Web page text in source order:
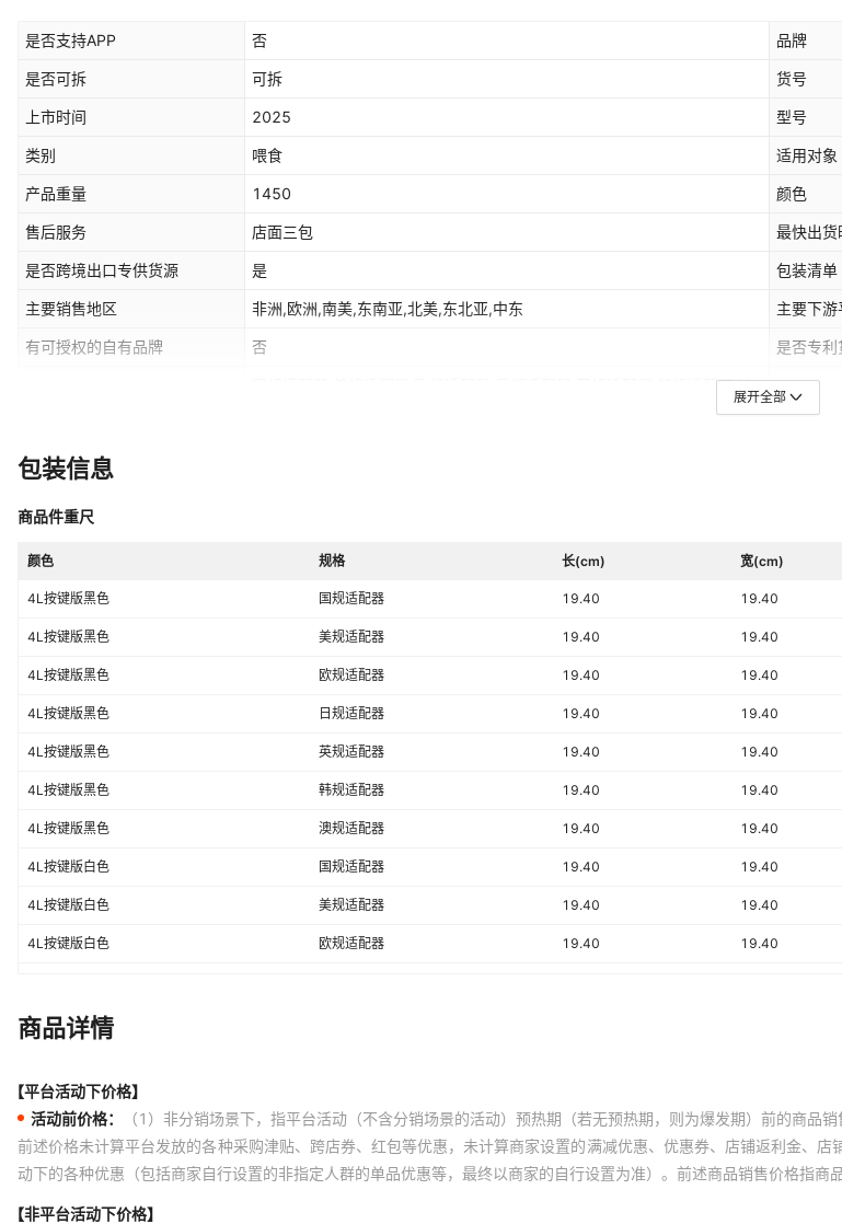
是否支持APP 否 品牌
是否可拆 可拆 货号
上市时间 2025 型号
类别 喂食 适用对象
产品重量 1450 颜色
售后服务 店面三包 最快出货
是否跨境出口专供货源 是 包装清单
主要销售地区 非洲,欧洲,南美,东南亚,北美,东北亚,中东 主要下游
有可授权的自有品牌 否 是否专利
国规适配器,美规适配器,欧规适配器,日规适配器,英规适配器,韩规适配器,澳
是否进口
智能连接方式
智能交互方式
彩盒包装尺寸 19.4*19.4*22.9cm 箱规数量
储粮桶容量
展开全部
包装信息
商品件重尺
颜色 规格 长(cm) 宽(cm)
4L按键版黑色 国规适配器 19.40 19.40
4L按键版黑色 美规适配器 19.40 19.40
4L按键版黑色 欧规适配器 19.40 19.40
4L按键版黑色 日规适配器 19.40 19.40
4L按键版黑色 英规适配器 19.40 19.40
4L按键版黑色 韩规适配器 19.40 19.40
4L按键版黑色 澳规适配器 19.40 19.40
4L按键版白色 国规适配器 19.40 19.40
4L按键版白色 美规适配器 19.40 19.40
4L按键版白色 欧规适配器 19.40 19.40
4L按键版白色
4L按键版白色
白色WIFI款4L 国规适配器 19.40 19.40
白色WIFI款4L 美规适配器 19.40 19.40
白色WIFI款4L
商品详情
【平台活动下价格】
活动前价格：
（1）非分销场景下，指平台活动（不含分销场景的活动）预热期（若无预热期，则为爆发期）前的商
前述价格未计算平台发放的各种采购津贴、跨店券、红包等优惠，未计算商家设置的满减优惠、优惠券、店铺返利金、
动下的各种优惠（包括商家自行设置的非指定人群的单品优惠等，最终以商家的自行设置为准）。前述商品销售价格指
【非平台活动下价格】